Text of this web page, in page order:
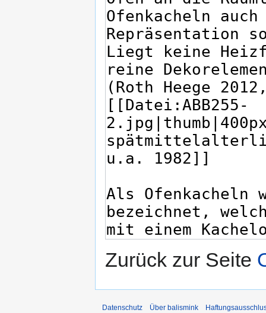
Zurück zur Seite
Datenschutz Über balismink